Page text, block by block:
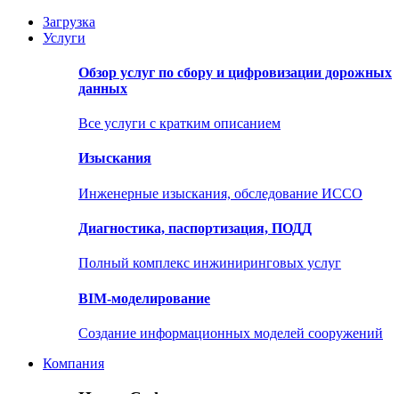
Загрузка
Услуги
Обзор услуг по сбору и цифровизации дорожных
данных
Все услуги с кратким описанием
Изыскания
Инженерные изыскания, обследование ИССО
Диагностика, паспортизация, ПОДД
Полный комплекс инжиниринговых услуг
BIM-моделирование
Создание информационных моделей сооружений
Компания